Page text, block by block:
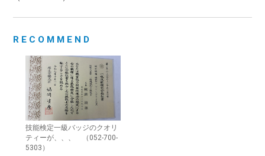
RECOMMEND
技能検定一級バッジのクオリ
ティーが、、、 （052-700-
5303）